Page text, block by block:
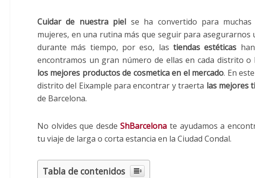
Cuidar de nuestra piel se ha convertido para
mujeres, en una rutina más que seguir para asegurarnos
durante más tiempo, por eso, las tiendas estéticas
encontramos un gran número de ellas en cada distrito
los mejores productos de cosmetica en el mercado. En
distrito del Eixample para encontrar y traerta las mejores
de Barcelona.
No olvides que desdeShBarcelona te ayudamos a
tu viaje de larga o corta estancia en la Ciudad Condal.
Tabla de contenidos